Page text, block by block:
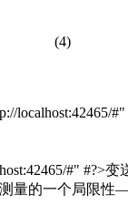
／d (4)
localhost:42465/#"
#" #?>变
测量的一个局限性